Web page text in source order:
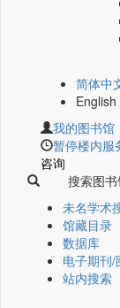
简体中
English
我的图书馆
暂停楼内服
咨询
搜索图
未名学术
馆藏目录
数据库
电子期刊/
站内搜索